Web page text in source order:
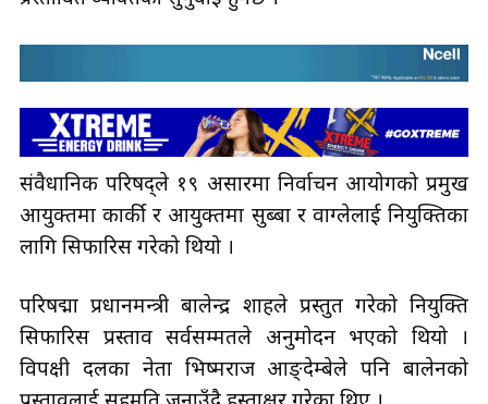
संवैधानिक परिषद्ले १९ असारमा निर्वाचन आयोगको प्रमुख
आयुक्तमा कार्की र आयुक्तमा सुब्बा र वाग्लेलाई नियुक्तिका
लागि सिफारिस गरेको थियो ।
परिषद्मा प्रधानमन्त्री बालेन्द्र शाहले प्रस्तुत गरेको नियुक्ति
सिफारिस प्रस्ताव सर्वसम्मतले अनुमोदन भएको थियो ।
विपक्षी दलका नेता भिष्मराज आङ्देम्बेले पनि बालेनको